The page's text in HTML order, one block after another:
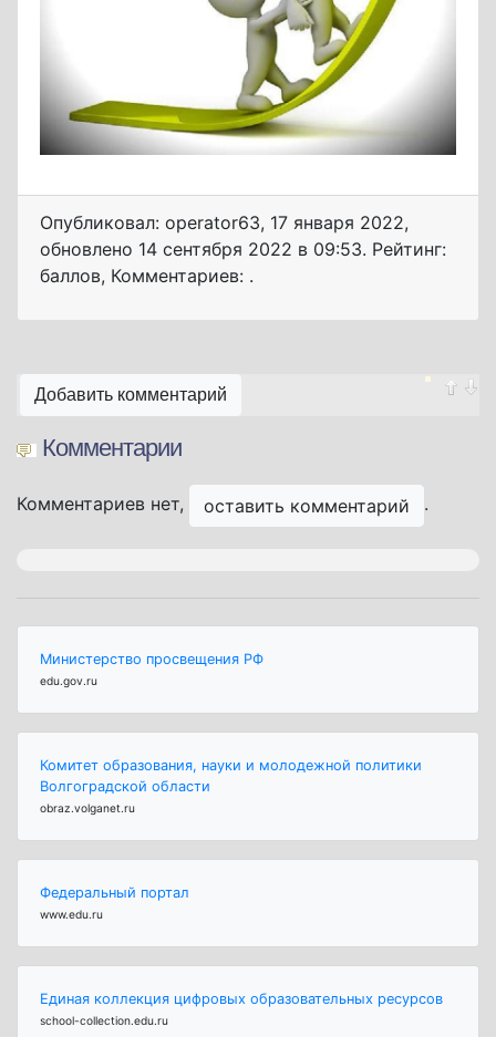
Опубликовал: operator63, 17 января 2022,
обновлено 14 сентября 2022 в 09:53. Рейтинг:
баллов, Комментариев: .
Добавить комментарий
Комментарии
Комментариев нет, оставить комментарий .
Министерство просвещения РФ
edu.gov.ru
Комитет образования, науки и молодежной политики
Волгоградской области
obraz.volganet.ru
Федеральный портал
www.edu.ru
Единая коллекция цифровых образовательных ресурсов
school-collection.edu.ru